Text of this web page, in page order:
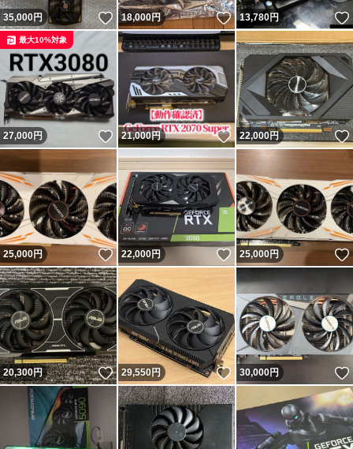
35,000円 いいね！
18,000円 いいね！
13,780円
27,000円 いいね！
最大10%対象
21,000円 いいね！
22,000円
25,000円 いいね！
22,000円 いいね！
25,000円
20,300円 いいね！
29,550円 いいね！
30,000円